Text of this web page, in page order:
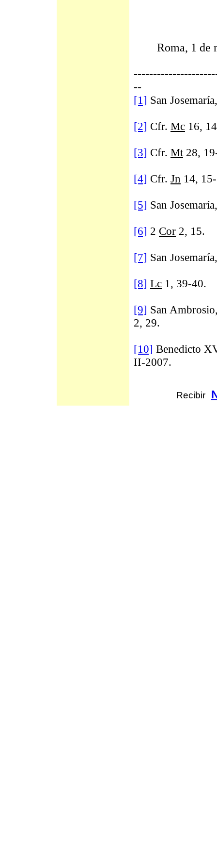
Roma, 1 de
--
[1] San
[2] Cfr. Mc 16,
[3] Cfr. Mt 28,
[4] Cfr. Jn 14,
[5] San
[6] 2 Cor 2, 15.
[7] San
[8] Lc 1, 39-40.
[9] San
2, 29.
[10] Benedicto
II-2007.
Recibir